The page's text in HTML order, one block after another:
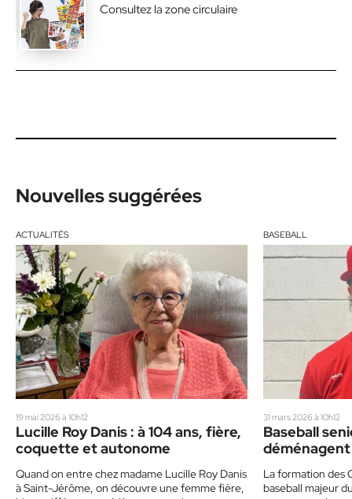
Consultez la zone circulaire
Nouvelles suggérées
ACTUALITÉS
19 mai 2026 à 10h12
Lucille Roy Danis : à 104 ans, fière,
coquette et autonome
Quand on entre chez madame Lucille Roy Danis
à Saint-Jérôme, on découvre une femme fière,
BASEBALL
31 mars 2026 à 10h12
Baseball
saison 2026
La formation des
baseball majeur